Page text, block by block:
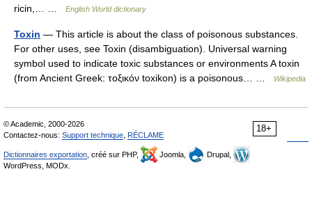
ricin,… …
English World dictionary
Toxin — This article is about the class of poisonous substances.
For other uses, see Toxin (disambiguation). Universal warning
symbol used to indicate toxic substances or environments A toxin
(from Ancient Greek: τοξικόν toxikon) is a poisonous… …
Wikipedia
18+
© Academic, 2000-2026
Contactez-nous: Support technique RÉCLAME
Dictionnaires exportation , créé sur PHP, Joomla,
Drupal,
WordPress, MODx.